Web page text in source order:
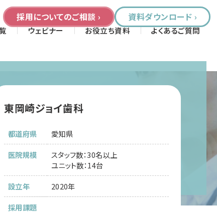
ウェビナー お役立ち資料 よくあるご質問
採用についてのご相談 › 資料ダウンロード ›
東岡崎ジョイ歯科
都道府県
愛知県
医院規模
スタッフ数：30名以上
ユニット数：14台
設立年
2020年
採用課題